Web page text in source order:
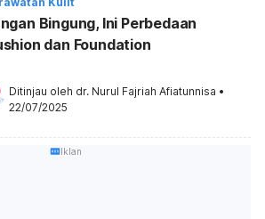
Bingung, Ini Perbedaan
dan Foundation
Ditinjau oleh dr. Nurul Fajriah Afiatunnisa •
22/07/2025
Iklan